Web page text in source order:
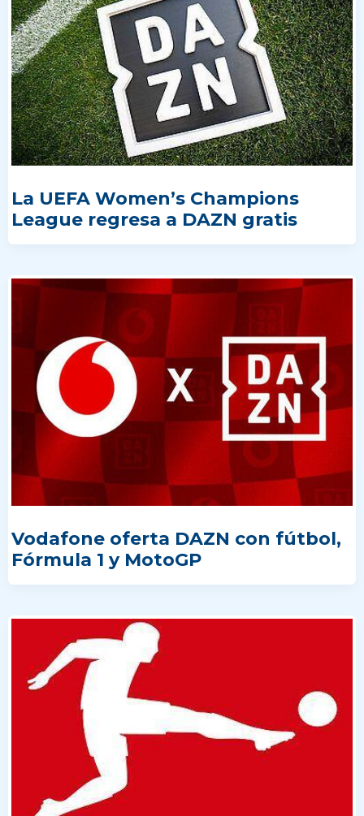
La UEFA Women’s Champions
League regresa a DAZN gratis
Vodafone oferta DAZN con fútbol,
Fórmula 1 y MotoGP